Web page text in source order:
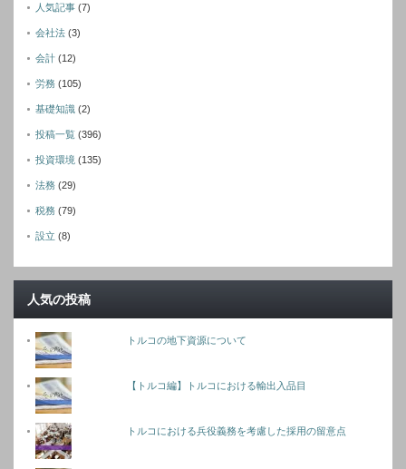
人気記事 (7)
会社法 (3)
会計 (12)
労務 (105)
基礎知識 (2)
投稿一覧 (396)
投資環境 (135)
法務 (29)
税務 (79)
設立 (8)
人気の投稿
トルコの地下資源について
【トルコ編】トルコにおける輸出入品目
トルコにおける兵役義務を考慮した採用の留意点